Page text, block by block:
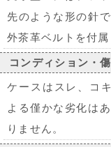
先のような形の針
外茶革ベルトを付属
コンディション・
ケースはスレ、コ
よる僅かな劣化は
りません。